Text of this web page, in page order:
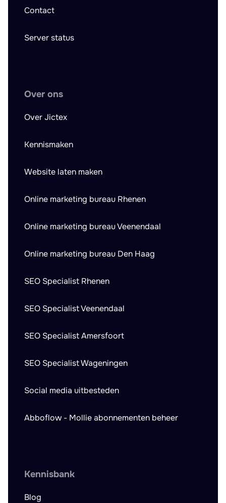
Contact
Server status
Over ons
Over Jictex
Kennismaken
Website laten maken
Online marketing bureau Rhenen
Online marketing bureau Veenendaal
Online marketing bureau Den Haag
SEO Specialist Rhenen
SEO Specialist Veenendaal
SEO Specialist Amersfoort
SEO Specialist Wageningen
Social media uitbesteden
Abboflow - Mollie abonnementen beheer
Kennisbank
Blog